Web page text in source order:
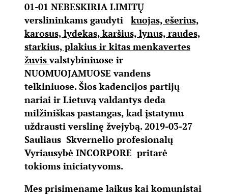
01-01 NEBESKIRIA LIMITŲ
verslininkams gaudyti kuojas, ešerius,
karosus, lydekas, karšius, lynus, raudes,
starkius, plakius ir kitas menkavertes
žuvisvalstybiniuose ir
NUOMUOJAMUOSE vandens
telkiniuose. Šios kadencijos partijų
nariai ir Lietuvą valdantys deda
milžiniškas pastangas, kad įstatymu
uždrausti verslinę žvejybą. 2019-03-27
Sauliaus Skvernelio profesionalų
Vyriausybė INCORPORE pritarė
tokioms iniciatyvoms.
Mes prisimename laikus kai komunistai